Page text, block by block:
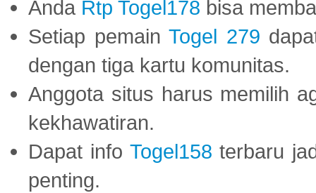
Anda Rtp Togel178 bisa
Setiap pemainTogel 279
dengan tiga kartu komunitas.
Anggota situs harus memilih
kekhawatiran.
Dapat info Togel158 terbaru
penting.